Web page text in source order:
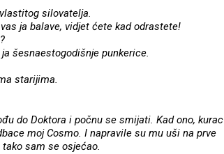
silovatelja.
ja balave, vidjet ćete kad odrastete!
šesnaestogodišnje punkerice.
starijima.
do Doktora i počnu se smijati. Kad ono, kurac
moj Cosmo. I napravile su mu uši na prve
sam se osjećao.